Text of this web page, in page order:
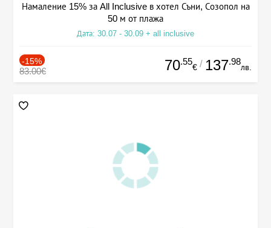
Намаление 15% за All Inclusive в хотел Съни, Созопол на
50 м от плажа
Дата: 30.07 - 30.09 + all inclusive
-15%
83.00€ 70.55
€ / 137.98
лв.